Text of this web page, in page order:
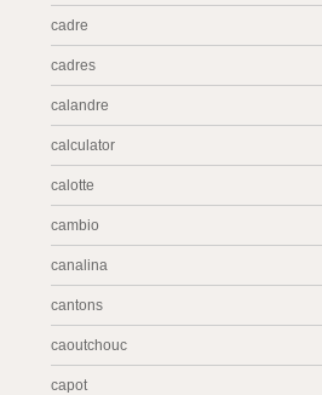
cadre
cadres
calandre
calculator
calotte
cambio
canalina
cantons
caoutchouc
capot